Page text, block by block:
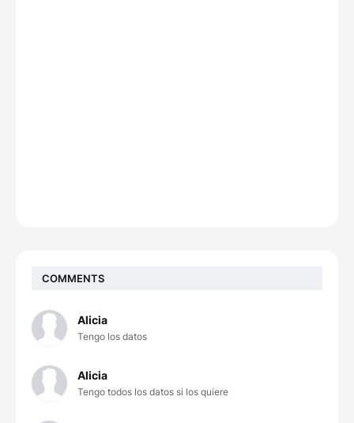
COMMENTS
Alicia
Tengo los datos
Alicia
Tengo todos los datos si los quiere